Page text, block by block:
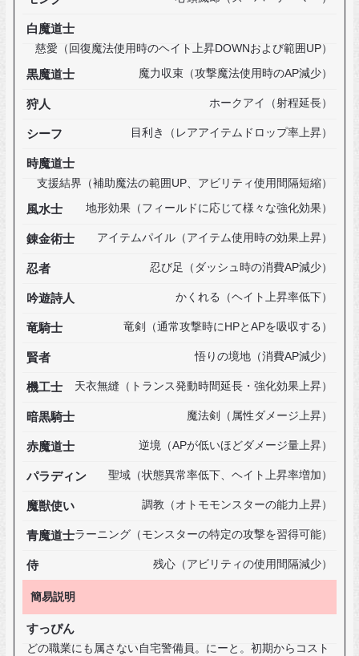
白魔道士
慈愛（回復魔法使用時のヘイト上昇DOWNおよび範囲UP）
黒魔道士 魔力収束（攻撃魔法使用時のAP減少）
狩人 ホークアイ（射程延長）
シーフ 目利き（レアアイテムドロップ率上昇）
時魔道士
支援結界（補助魔法の範囲UP、アビリティ使用間隔短縮）
風水士 地形効果（フィールドに応じて様々な強化効果）
錬金術士 アイテムパイル（アイテム使用時の効果上昇）
忍者 忍び足（ダッシュ時の消費AP減少）
吟遊詩人 かくれる（ヘイト上昇率低下）
竜騎士 竜剣（通常攻撃時にHPとAPを吸収する）
賢者 悟りの境地（消費AP減少）
機工士 天衣無縫（トランス発動時間延長・強化効果上昇）
暗黒騎士 魔法剣（属性ダメージ上昇）
赤魔道士 逆境（APが低いほどダメージ量上昇）
パラディン 聖域（状態異常率低下、ヘイト上昇率増加）
魔獣使い 調教（オトモモンスターの能力上昇）
青魔道士ラーニング（モンスターの特定の攻撃を習得可能）
侍 残心（アビリティの使用間隔減少）
簡易説明
すっぴん
どの職業にも属さない自宅警備員。にーと。初期からコスト